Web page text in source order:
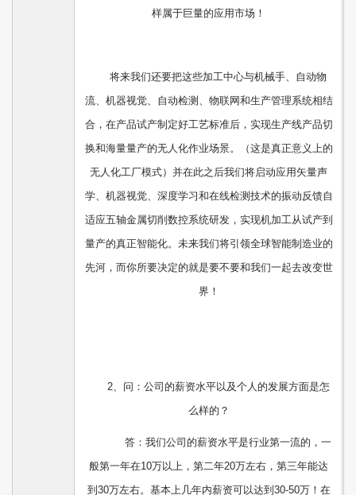
样属于巨量的应用市场！
将来我们还要把这些加工中心与机械手、自动物
流、机器视觉、自动检测、物联网和生产管理系统相结
合，在产品试产制定好工艺标准后，实现生产线产品切
换和海量量产的无人化作业场景。（这是真正意义上的
无人化工厂模式）并在此之后我们将启动应用矢量声
学、机器视觉、深度学习和在线检测技术的振动反馈自
适应五轴金属切削数控系统研发，实现机加工从试产到
量产的真正智能化。未来我们将引领全球智能制造业的
先河，而你所要决定的就是要不要和我们一起去改变世
界！
2、问：公司的薪资水平以及个人的发展方面是怎
么样的？
答：我们公司的薪资水平是行业第一流的，一
般第一年在10万以上，第二年20万左右，第三年能达
到30万左右。基本上几年内薪资可以达到30-50万！在